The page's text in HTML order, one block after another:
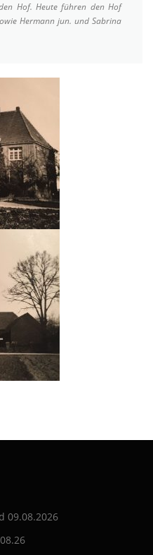
Hof. Heute führen den Hof
Hermann jun. und Sabrina
09.08.2026